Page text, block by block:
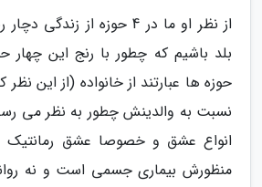
از نظر او ما در 4 حوزه از
بلد باشیم که چطور با رنج این چهار
حوزه ها عبارتند از خانواده (از این
نسبت به والدینش چطور به نظر می
انواع عشق و خصوصا عشق رمانتیک
منظورش بیماری جسمی است و نه